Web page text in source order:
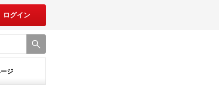
ログイン
ジ